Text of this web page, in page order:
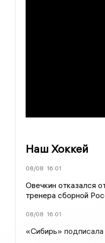
Наш Хоккей
08/08 16:01
Овечкин отказался
тренера сборной
08/08 16:01
«Сибирь» подписала